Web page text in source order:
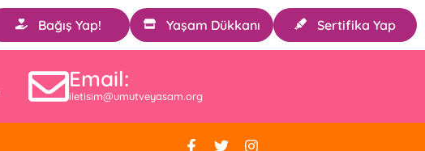
Sertifika Yap
Yaşam Dükkanı
Bağış Yap!
Email:
iletisim@umutveyasam.org